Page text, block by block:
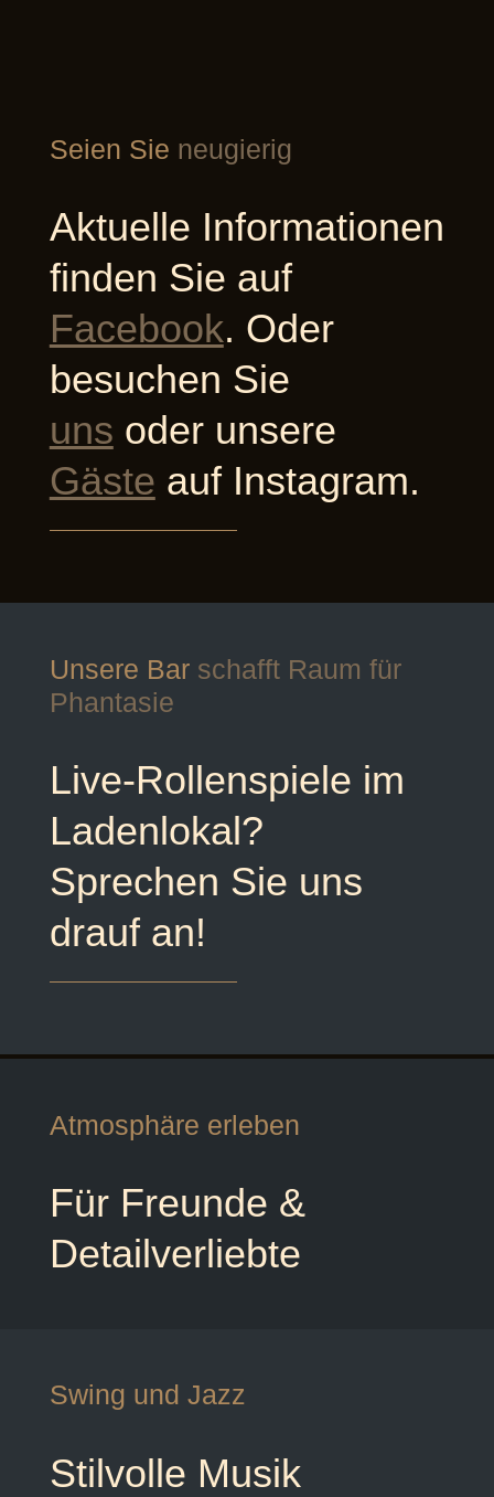
Seien Sie neugierig
Aktuelle Informationen
finden Sie auf
Facebook. Oder
besuchen Sie
uns oder unsere
Gäste auf Instagram.
Unsere Bar schafft Raum für
Phantasie
Live-Rollenspiele im
Ladenlokal?
Sprechen Sie uns
drauf an!
Atmosphäre erleben
Für Freunde &
Detailverliebte
Swing und Jazz
Stilvolle Musik